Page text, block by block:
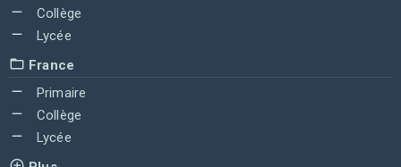
Collège
Lycée
France
Primaire
Collège
Lycée